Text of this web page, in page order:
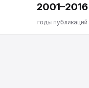
2001–2016
годы публикаций